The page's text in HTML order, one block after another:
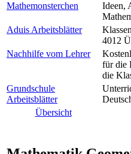
Mathemonsterchen
Ideen,
Aduis Arbeitsblätter
4012
Nachhilfe vom Lehrer
für die
die
Grundschule
Arbeitsblätter
Übersicht